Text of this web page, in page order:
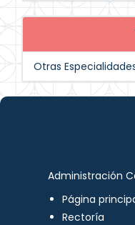
Otras
Administración
Página
Rectoría